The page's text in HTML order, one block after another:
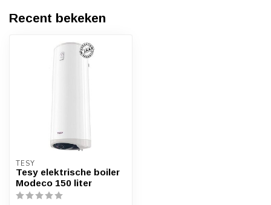
Recent bekeken
TESY
Tesy elektrische boiler
Modeco 150 liter